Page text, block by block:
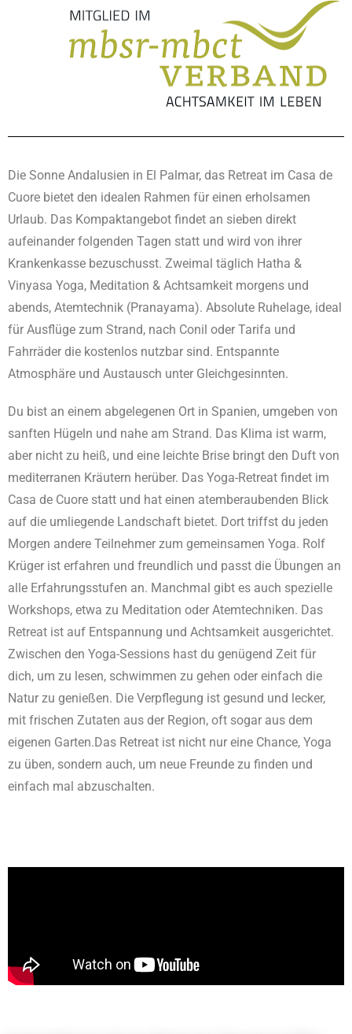
Die Sonne Andalusien in El Palmar, das Retreat im Casa de
Cuore bietet den idealen Rahmen für einen erholsamen
Urlaub. Das Kompaktangebot findet an sieben direkt
aufeinander folgenden Tagen statt und wird von ihrer
Krankenkasse bezuschusst. Zweimal täglich Hatha &
Vinyasa Yoga, Meditation & Achtsamkeit morgens und
abends, Atemtechnik (Pranayama). Absolute Ruhelage, ideal
für Ausflüge zum Strand, nach Conil oder Tarifa und
Fahrräder die kostenlos nutzbar sind. Entspannte
Atmosphäre und Austausch unter Gleichgesinnten.
Du bist an einem abgelegenen Ort in Spanien, umgeben von
sanften Hügeln und nahe am Strand. Das Klima ist warm,
aber nicht zu heiß, und eine leichte Brise bringt den Duft von
mediterranen Kräutern herüber. Das Yoga-Retreat findet im
Casa de Cuore statt und hat einen atemberaubenden Blick
auf die umliegende Landschaft bietet. Dort triffst du jeden
Morgen andere Teilnehmer zum gemeinsamen Yoga. Rolf
Krüger ist erfahren und freundlich und passt die Übungen an
alle Erfahrungsstufen an. Manchmal gibt es auch spezielle
Workshops, etwa zu Meditation oder Atemtechniken. Das
Retreat ist auf Entspannung und Achtsamkeit ausgerichtet.
Zwischen den Yoga-Sessions hast du genügend Zeit für
dich, um zu lesen, schwimmen zu gehen oder einfach die
Natur zu genießen. Die Verpflegung ist gesund und lecker,
mit frischen Zutaten aus der Region, oft sogar aus dem
eigenen Garten.Das Retreat ist nicht nur eine Chance, Yoga
zu üben, sondern auch, um neue Freunde zu finden und
einfach mal abzuschalten.